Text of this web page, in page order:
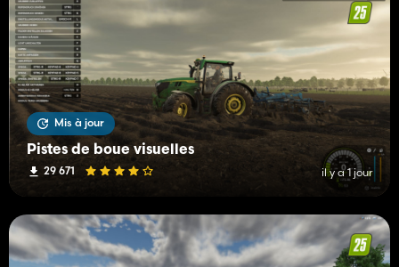
Mis à jour
Pistes de boue visuelles
29 671 il y a 1 jour